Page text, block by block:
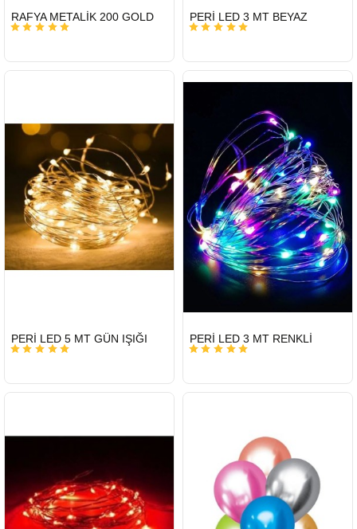
GÖNDERİ
RAFYA METALİK 200 GOLD
HIZLI
GÖNDERİ
PERİ LED 3 MT BEYAZ
HIZLI
GÖNDERİ
PERİ LED 5 MT GÜN IŞIĞI
HIZLI
GÖNDERİ
PERİ LED 3 MT RENKLİ